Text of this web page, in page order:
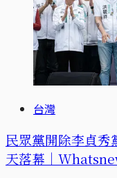
台灣
民眾黨開除李貞
天落幕｜